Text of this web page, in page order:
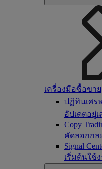
เครื่องมือซื้อขาย
ปฏิทินเศร
อัปเดตอยู่
Copy
คัดลอกกล
Signal
เริ่มต้นใช้